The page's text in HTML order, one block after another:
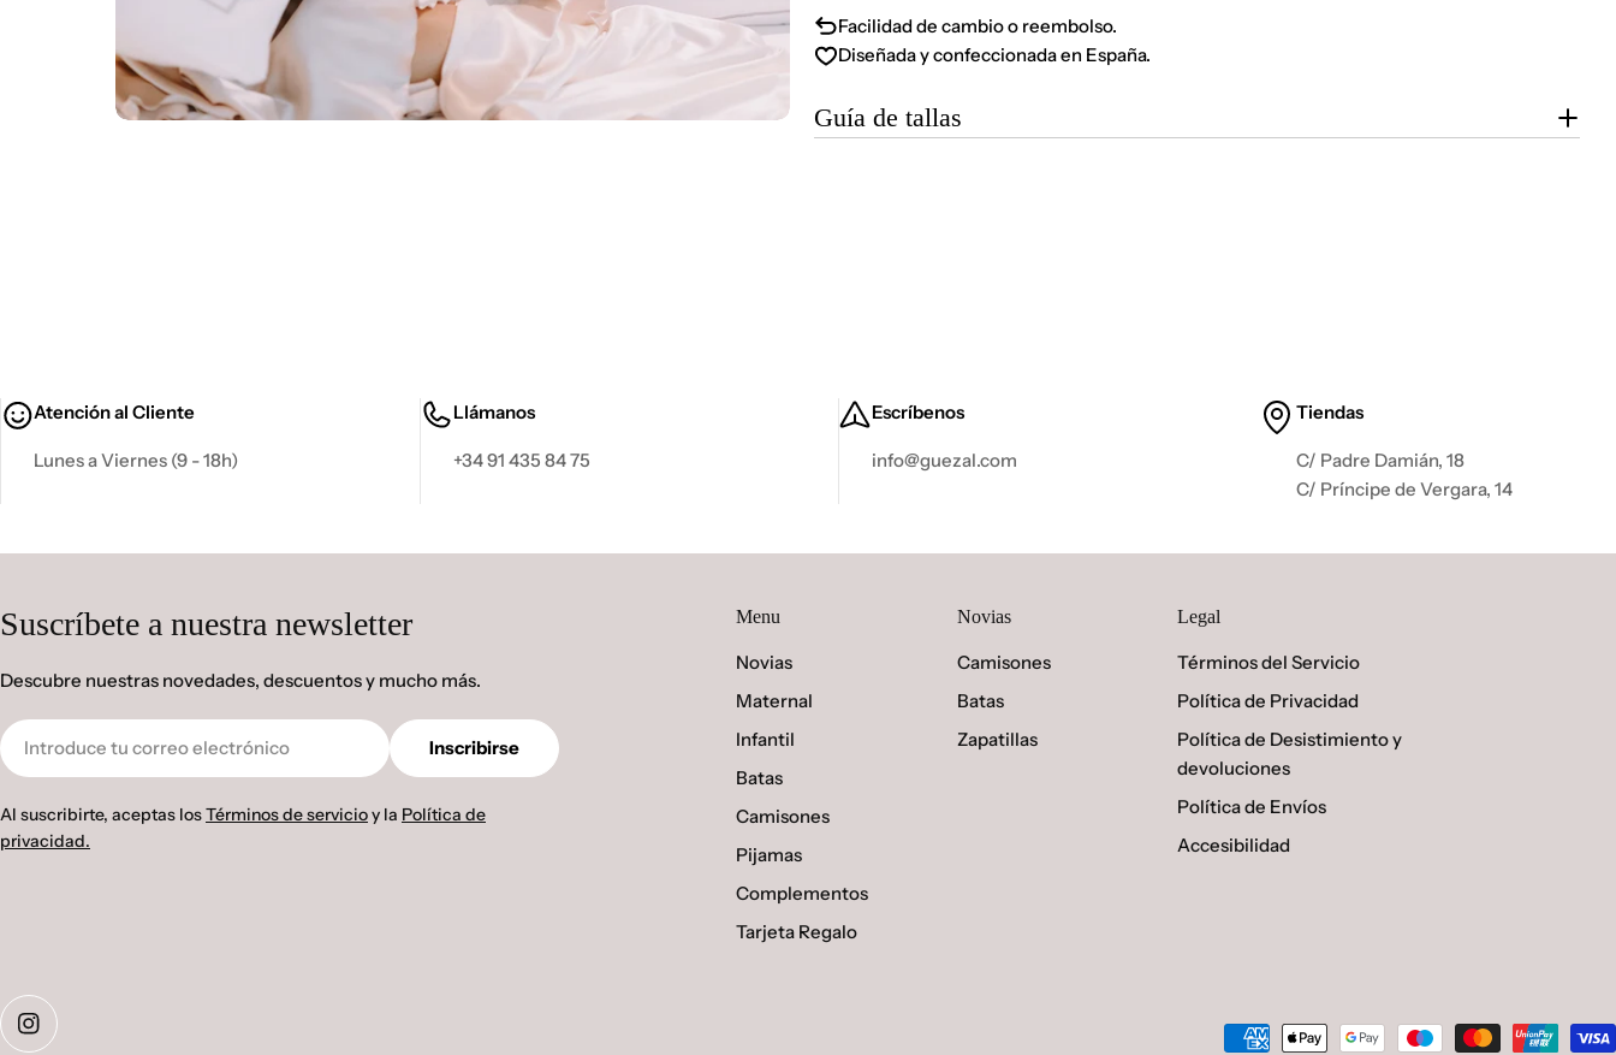
Facilidad de cambio o reembolso.
Diseñada y confeccionada en España.
Guía de tallas
Atención al Cliente
Lunes a Viernes (9 - 18h)
Llámanos
+34 91 435 84 75
Escríbenos
info@guezal.com
Tiendas
C/ Padre Damián, 18
C/ Príncipe de Vergara, 14
Suscríbete a nuestra newsletter
Descubre nuestras novedades, descuentos y mucho más.
Correo
electrónico
Inscribirse
Al suscribirte, aceptas losTérminos de servicioy la Política de
privacidad.
Menu
Novias
Maternal
Infantil
Batas
Camisones
Pijamas
Complementos
Tarjeta Regalo
Novias
Camisones
Batas
Zapatillas
Legal
Términos del Servicio
Política de Privacidad
Política de Desistimiento y
devoluciones
Política de Envíos
Accesibilidad
Métodos
Instagram